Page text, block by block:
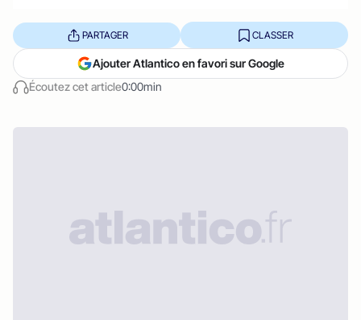
Écoutez cet article0:00min
PARTAGER CLASSER
Ajouter Atlantico en favori sur Google